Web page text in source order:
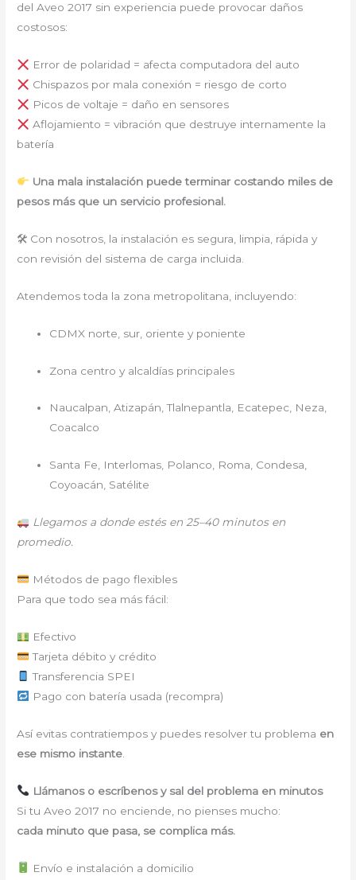
del Aveo 2017 sin experiencia puede provocar daños
costosos:
Error de polaridad = afecta computadora del auto
Chispazos por mala conexión = riesgo de corto
Picos de voltaje = daño en sensores
Aflojamiento = vibración que destruye internamente la
batería
Una mala instalación puede terminar costando miles de
pesos más que un servicio profesional.
🛠 Con nosotros, la instalación es segura, limpia, rápida y
con revisión del sistema de carga incluida.
Atendemos toda la zona metropolitana, incluyendo:
CDMX norte, sur, oriente y poniente
Zona centro y alcaldías principales
Naucalpan, Atizapán, Tlalnepantla, Ecatepec, Neza,
Coacalco
Santa Fe, Interlomas, Polanco, Roma, Condesa,
Coyoacán, Satélite
Llegamos a donde estés en 25–40 minutos en
promedio.
Métodos de pago flexibles
Para que todo sea más fácil:
Efectivo
Tarjeta débito y crédito
Transferencia SPEI
Pago con batería usada (recompra)
Así evitas contratiempos y puedes resolver tu problema en
ese mismo instante
Llámanos o escríbenos y sal del problema en minutos
Si tu Aveo 2017 no enciende, no pienses mucho:
cada minuto que pasa, se complica más.
Envío e instalación a domicilio